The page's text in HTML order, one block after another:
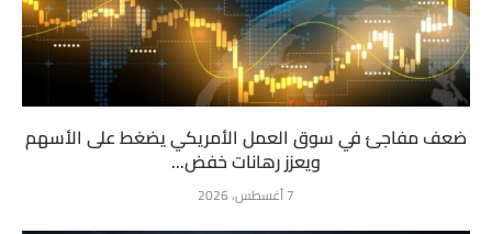
ضعف مفاجئ في سوق العمل الأمريكي يضغط على الأسهم
ويعزز رهانات خفض...
7 أغسطس، 2026